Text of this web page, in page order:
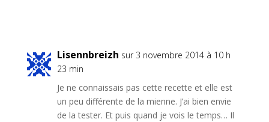
Lisennbreizh sur 3 novembre 2014 à 10 h
23 min
Je ne connaissais pas cette recette et elle est
un peu différente de la mienne. J’ai bien envie
de la tester. Et puis quand je vois le temps… Il